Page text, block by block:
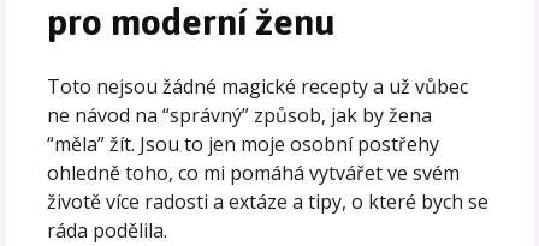
pro moderní ženu
Toto nejsou žádné magické recepty a už vůbec
ne návod na “správný” způsob, jak by žena
“měla” žít. Jsou to jen moje osobní postřehy
ohledně toho, co mi pomáhá vytvářet ve svém
životě více radosti a extáze a tipy, o které bych se
ráda podělila.